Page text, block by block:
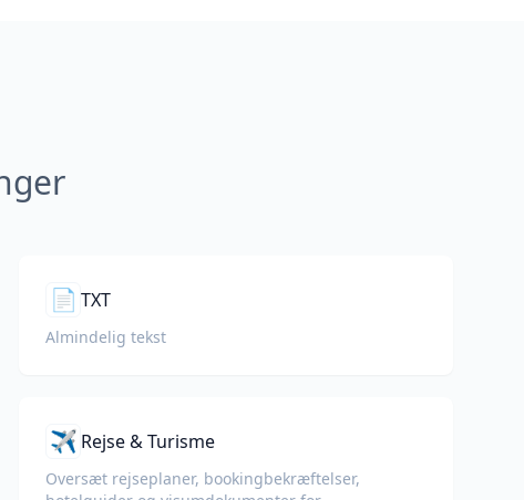
📄 TXT
Almindelig tekst
✈️ Rejse & Turisme
Oversæt rejseplaner, bookingbekræftelser,